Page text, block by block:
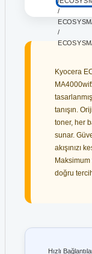
Kyocera
tanışın.
toner, her
sunar.
akışınızı
Maksimum
doğru
Hızlı